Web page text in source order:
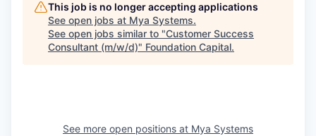
This job is no longer accepting applications
See open jobs at Mya Systems.
See open jobs similar to "Customer Success
Consultant (m/w/d)" Foundation Capital.
See more open positions at Mya Systems